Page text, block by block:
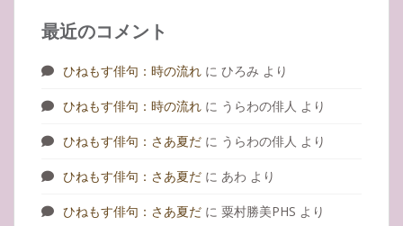
最近のコメント
ひねもす俳句：時の流れ に ひろみ より
ひねもす俳句：時の流れ に うらわの俳人 より
ひねもす俳句：さあ夏だ に うらわの俳人 より
ひねもす俳句：さあ夏だ に あわ より
ひねもす俳句：さあ夏だ に 粟村勝美PHS より